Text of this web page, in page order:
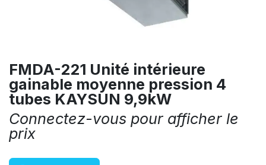
FMDA-221 Unité intérieure
gainable moyenne pression 4
tubes KAYSUN 9,9kW
Connectez-vous pour afficher le
prix